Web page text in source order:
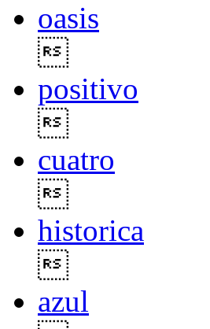
oasis
positivo
cuatro
historica
azul